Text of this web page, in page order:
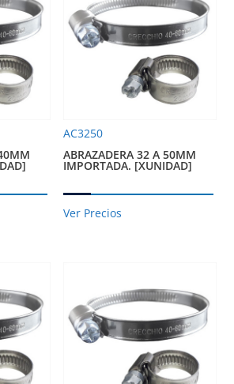
AC3250
ABRAZADERA 32 A 50MM
IMPORTADA. [XUNIDAD]
Ver Precios